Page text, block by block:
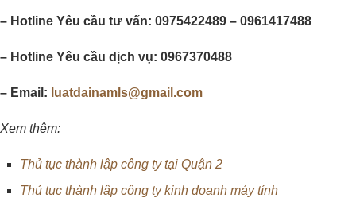
– Hotline Yêu cầu tư vấn: 0975422489 – 0961417488
– Hotline Yêu cầu dịch vụ: 0967370488
– Email: luatdainamls@gmail.com
Xem thêm:
Thủ tục thành lập công ty tại Quận 2
Thủ tục thành lập công ty kinh doanh máy tính